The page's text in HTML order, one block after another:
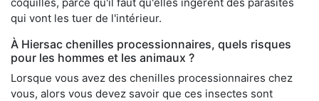
qui vont les tuer de l'intérieur.
À Hiersac chenilles processionnaires, quels risques
pour les hommes et les animaux ?
Lorsque vous avez des chenilles processionnaires chez
vous, alors vous devez savoir que ces insectes sont